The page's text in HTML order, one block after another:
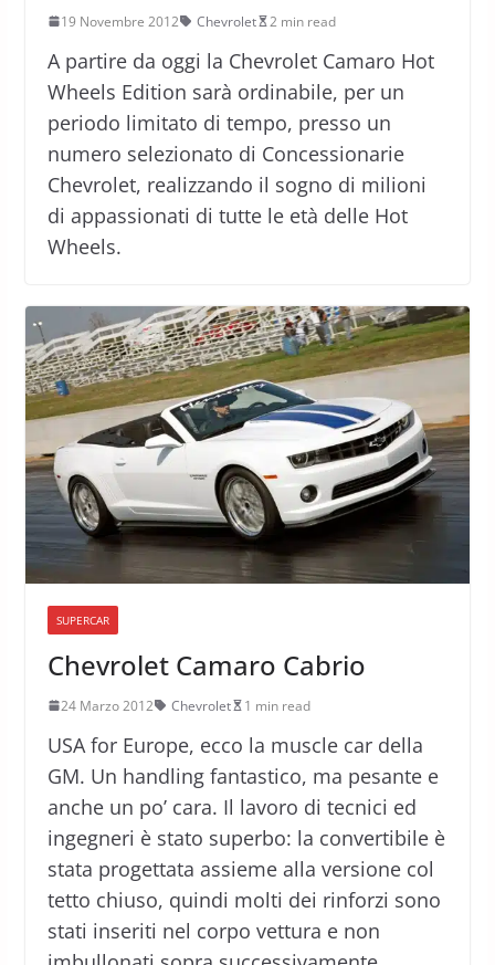
19 Novembre 2012 Chevrolet 2 min read
A partire da oggi la Chevrolet Camaro Hot
Wheels Edition sarà ordinabile, per un
periodo limitato di tempo, presso un
numero selezionato di Concessionarie
Chevrolet, realizzando il sogno di milioni
di appassionati di tutte le età delle Hot
Wheels.
SUPERCAR
Chevrolet Camaro Cabrio
24 Marzo 2012 Chevrolet 1 min read
USA for Europe, ecco la muscle car della
GM. Un handling fantastico, ma pesante e
anche un po’ cara. Il lavoro di tecnici ed
ingegneri è stato superbo: la convertibile è
stata progettata assieme alla versione col
tetto chiuso, quindi molti dei rinforzi sono
stati inseriti nel corpo vettura e non